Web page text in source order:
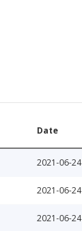
Date
2021-06-24
2021-06-24
2021-06-24